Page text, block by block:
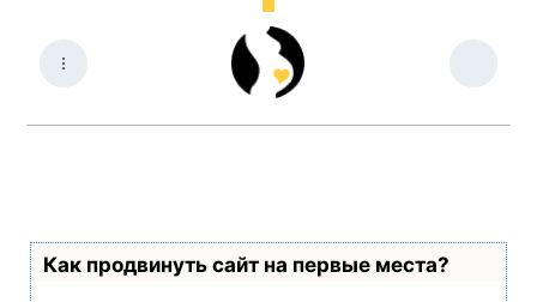
Как продвинуть сайт на первые места?